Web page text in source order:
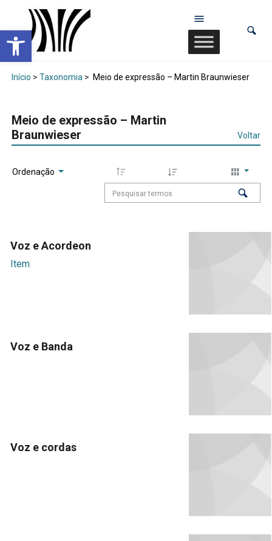
Abrir a barra de ferramentas
Início > Taxonomia > Meio de expressão – Martin Braunwieser
Meio de expressão – Martin
Braunwieser
Voltar
Ordenação
Voz e Acordeon
Item
Voz e Banda
Voz e cordas